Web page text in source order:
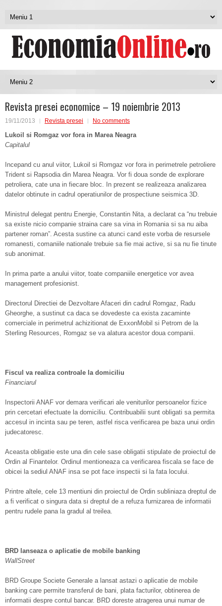
Revista presei economice – 19 noiembrie 2013
19/11/2013 Revista presei No comments
Lukoil si Romgaz vor fora in Marea Neagra
Capitalul
Incepand cu anul viitor, Lukoil si Romgaz vor fora in perimetrele petroliere
Trident si Rapsodia din Marea Neagra. Vor fi doua sonde de explorare
petroliera, cate una in fiecare bloc. In prezent se realizeaza analizarea
datelor obtinute in cadrul operatiunilor de prospectiune seismica 3D.
Ministrul delegat pentru Energie, Constantin Nita, a declarat ca “nu trebuie
sa existe nicio companie straina care sa vina in Romania si sa nu aiba
partener roman”. Acesta sustine ca atunci cand este vorba de resursele
romanesti, comaniile nationale trebuie sa fie mai active, si sa nu fie tinute
sub anonimat.
In prima parte a anului viitor, toate companiile energetice vor avea
management profesionist.
Directorul Directiei de Dezvoltare Afaceri din cadrul Romgaz, Radu
Gheorghe, a sustinut ca daca se dovedeste ca exista zacaminte
comerciale in perimetrul achizitionat de ExxonMobil si Petrom de la
Sterling Resources, Romgaz se va alatura acestor doua companii.
Fiscul va realiza controale la domiciliu
Financiarul
Inspectorii ANAF vor demara verificari ale veniturilor persoanelor fizice
prin cercetari efectuate la domiciliu. Contribuabilii sunt obligati sa permita
accesul in incinta sau pe teren, astfel risca verificarea pe baza unui ordin
judecatoresc.
Aceasta obligatie este una din cele sase obligatii stipulate de proiectul de
Ordin al Finantelor. Ordinul mentioneaza ca verificarea fiscala se face de
obicei la sediul ANAF insa se pot face inspectii si la fata locului.
Printre altele, cele 13 mentiuni din proiectul de Ordin subliniaza dreptul de
a fi verificat o singura data si dreptul de a refuza furnizarea de informatii
pentru rudele pana la gradul al treilea.
BRD lanseaza o aplicatie de mobile banking
WallStreet
BRD Groupe Societe Generale a lansat astazi o aplicatie de mobile
banking care permite transferul de bani, plata facturilor, obtinerea de
informatii despre contul bancar. BRD doreste atragerea unui numar de